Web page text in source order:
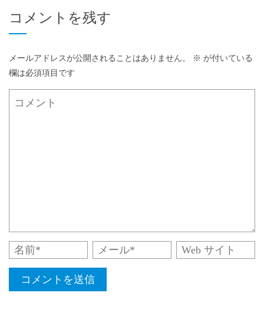
コメントを残す
メールアドレスが公開されることはありません。 ※ が付いている
欄は必須項目です